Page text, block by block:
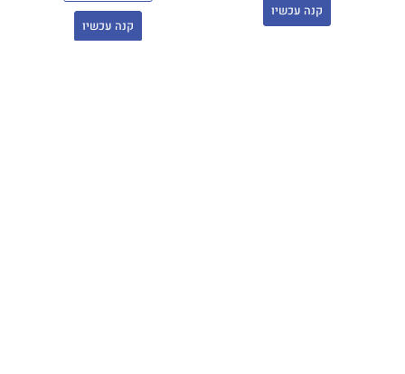
קנה עכשיו
קנה עכשיו